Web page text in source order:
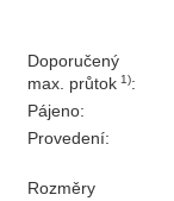
Doporučený
max. průtok1):
Pájeno:
Provedení:
Rozměry